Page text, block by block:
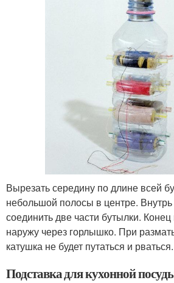
Вырезать середину по длине всей
небольшой полосы в центре.
соединить две части бутылки. Конец
наружу через горлышко. При
катушка не будет путаться и рваться.
Подставка для кухонной